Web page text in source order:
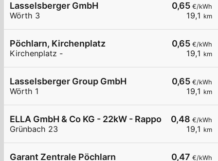
0,65 €/kWh
19,1 km
Lasselsberger GmbH
Wörth 3
0,65 €/kWh
19,1 km
Pöchlarn, Kirchenplatz
Kirchenplatz -
0,65 €/kWh
19,1 km
Lasselsberger Group GmbH
Wörth 1
0,48 €/kWh
19,1 km
ELLA GmbH & Co KG - 22kW - Rappottenstein
Grünbach 23
0,47 €/kWh
Garant Zentrale Pöchlarn